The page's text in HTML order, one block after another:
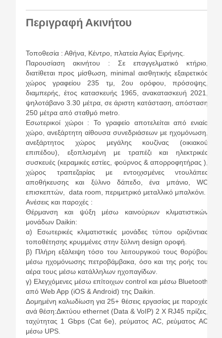
Περιγραφή Ακινήτου
Τοποθεσία : Αθήνα, Κέντρο, πλατεία Αγίας Ειρήνης.
Παρουσίαση ακινήτου : Σε επαγγελματικό κτήριο,
διατίθεται προς μίσθωση, minimal αισθητικής εξαιρετικός
χώρος γραφείου 235 τμ, 2ου ορόφου, πρόσοψης,
διαμπερής, έτος κατασκευής 1965, ανακατασκευή 2021,
ψηλοτάβανο 3.30 μέτρα, σε άριστη κατάσταση, απόσταση
250 μέτρα από σταθμό metro.
Εσωτερικοί χώροι : Το γραφείο αποτελείται από ενιαίο
χώρο, ανεξάρτητη αίθουσα συνεδριάσεων με ηχομόνωση,
ανεξάρτητος χώρος μεγάλης κουζίνας (οικιακού
επιπέδου), εξοπλισμένη με τραπέζι και ηλεκτρικές
συσκευές (κεραμικές εστίες, φούρνος & απορροφητήρας ),
χώρος τραπεζαρίας με εντοιχισμένες ντουλάπες
αποθήκευσης και ξύλινο δάπεδο, ένα μπάνιο, WC
επισκεπτών, data room, περιμετρικό μεταλλικό μπαλκόνι.
Ανέσεις και παροχές :
Θέρμανση και ψύξη μέσω καινούριων κλιματιστικών
μονάδων Daikin:
α) Εσωτερικές κλιματιστικές μονάδες τύπου οριζόντιας
τοποθέτησης κρυμμένες στην ξύλινη design οροφή.
β) Πλήρη εξάλειψη τόσο του λειτουργικού τους θορύβου
μέσω ηχομόνωσης πετροβάμβακα, όσο και της ροής του
αέρα τους μέσω κατάλληλων ηχοπαγίδων.
γ) Ελεγχόμενες μέσω επίτοιχων control και μέσω Bluetooth
από Web App (iOS & Android) της Daikin.
Δομημένη καλωδίωση για 25+ θέσεις εργασίας με παροχές
ανά θέση:Δικτύου ethernet (Data & VoIP) 2 Χ RJ45 πρίζες,
ταχύτητας 1 Gbps (Cat 6e), ρεύματος AC, ρεύματος AC
μέσω UPS.